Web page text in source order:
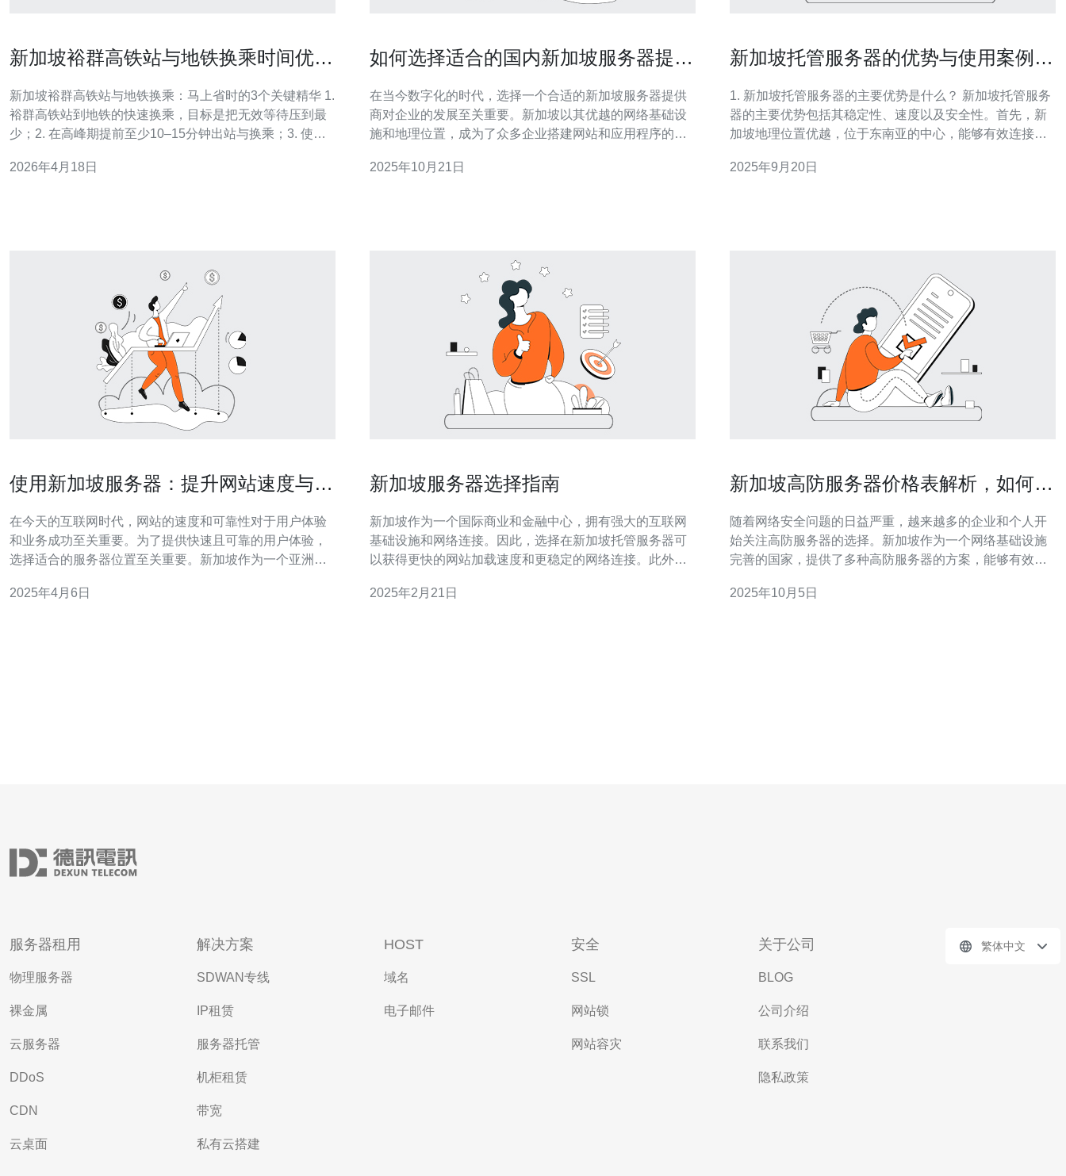
新加坡裕群高铁站与地铁换乘时间优化
新加坡裕群高铁站与地铁换乘：马上省时的3个关键精华 1.
裕群高铁站到地铁的快速换乘，目标是把无效等待压到最
少；2. 在高峰期提前至少10–15分钟出站与换乘；3. 使用
6分钟。 作为长期在新加坡通勤并对站内动线进行实测的
2026年4月18日
如何选择适合的国内新加坡服务器提供
在当今数字化的时代，选择一个合适的新加坡服务器提供
商对企业的发展至关重要。新加坡以其优越的网络基础设
施和地理位置，成为了众多企业搭建网站和应用程序的首
找到最好的、最便宜的、以及性能最佳的服务器呢？本文
2025年10月21日
新加坡托管服务器的优势与使用案例分
1. 新加坡托管服务器的主要优势是什么？ 新加坡托管服务
器的主要优势包括其稳定性、速度以及安全性。首先，新
加坡地理位置优越，位于东南亚的中心，能够有效连接亚
络基础设施非常完善，拥有多条国际海底光缆，确保数据
2025年9月20日
使用新加坡服务器：提升网站速度与可
在今天的互联网时代，网站的速度和可靠性对于用户体验
和业务成功至关重要。为了提供快速且可靠的用户体验，
选择适合的服务器位置至关重要。新加坡作为一个亚洲科
面具有独特优势。 1. 地理位置优势：新加坡位于亚洲的中
2025年4月6日
新加坡服务器选择指南
新加坡作为一个国际商业和金融中心，拥有强大的互联网
基础设施和网络连接。因此，选择在新加坡托管服务器可
以获得更快的网站加载速度和更稳定的网络连接。此外，
性。 在选择新加坡服务器之前，您需要确定您的需求和预
2025年2月21日
新加坡高防服务器价格表解析，如何在
随着网络安全问题的日益严重，越来越多的企业和个人开
始关注高防服务器的选择。新加坡作为一个网络基础设施
完善的国家，提供了多种高防服务器的方案，能够有效抵
服务器的价格表，并为您提供一些在预算内选择最佳方案
2025年10月5日
服务器租用
物理服务器
裸金属
云服务器
DDoS
CDN
云桌面
解决方案
SDWAN专线
IP租赁
服务器托管
机柜租赁
带宽
私有云搭建
HOST
域名
电子邮件
安全
SSL
网站锁
网站容灾
关于公司
BLOG
公司介绍
联系我们
隐私政策
繁体中文